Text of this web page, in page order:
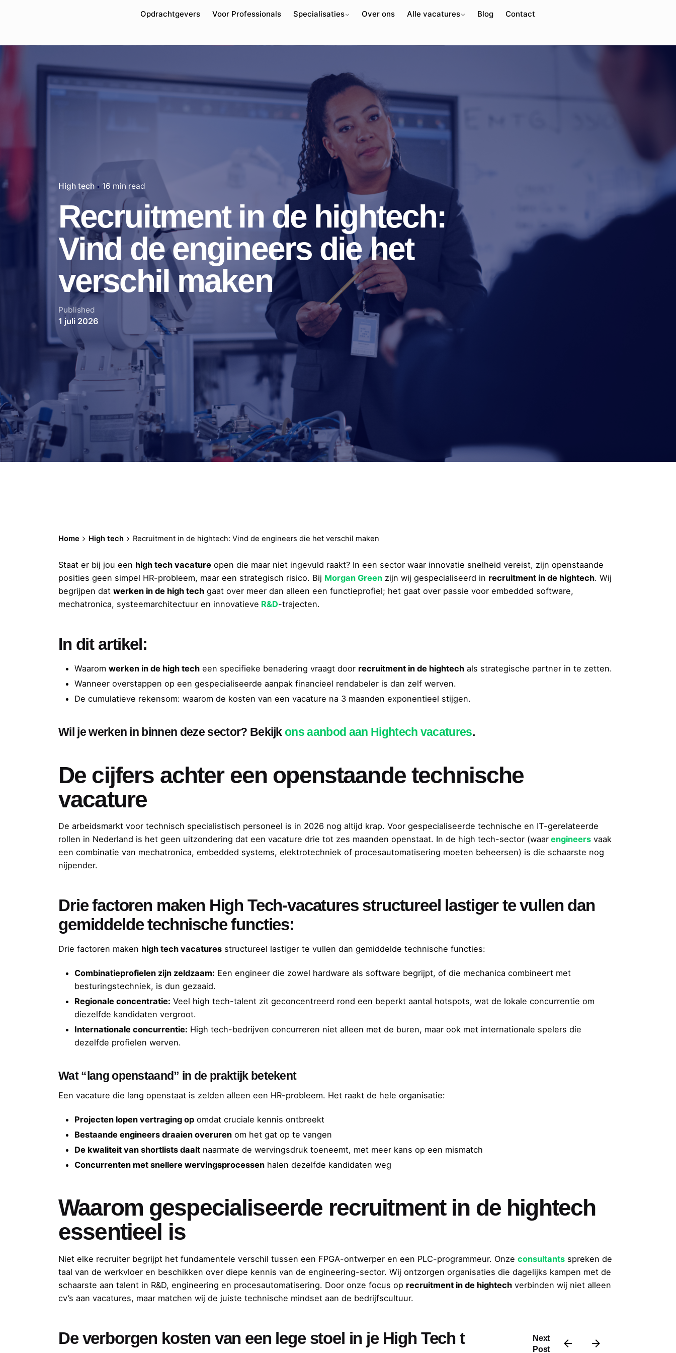
Opdrachtgevers Voor Professionals Specialisaties Over ons Alle vacatures Blog Contact
High tech 16 min read
Recruitment in de hightech:
Vind de engineers die het
verschil maken
Published
1 juli 2026
Home High tech Recruitment in de hightech: Vind de engineers die het verschil maken
Staat er bij jou een high tech vacature open die maar niet ingevuld raakt? In een sector waar innovatie snelheid vereist, zijn openstaande
posities geen simpel HR-probleem, maar een strategisch risico. Bij Morgan Green zijn wij gespecialiseerd in recruitment in de hightech. Wij
begrijpen dat werken in de high tech gaat over meer dan alleen een functieprofiel; het gaat over passie voor embedded software,
mechatronica, systeemarchitectuur en innovatieve R&D-trajecten.
In dit artikel:
Waarom werken in de high tech een specifieke benadering vraagt door recruitment in de hightech als strategische partner in te zetten.
Wanneer overstappen op een gespecialiseerde aanpak financieel rendabeler is dan zelf werven.
De cumulatieve rekensom: waarom de kosten van een vacature na 3 maanden exponentieel stijgen.
Wil je werken in binnen deze sector? Bekijkons aanbod aan Hightech vacatures.
De cijfers achter een openstaande technische
vacature
De arbeidsmarkt voor technisch specialistisch personeel is in 2026 nog altijd krap. Voor gespecialiseerde technische en IT-gerelateerde
rollen in Nederland is het geen uitzondering dat een vacature drie tot zes maanden openstaat. In de high tech-sector (waar engineers vaak
een combinatie van mechatronica, embedded systems, elektrotechniek of procesautomatisering moeten beheersen) is die schaarste nog
nijpender.
Drie factoren maken High Tech-vacatures structureel lastiger te vullen dan
gemiddelde technische functies:
Drie factoren maken high tech vacatures structureel lastiger te vullen dan gemiddelde technische functies:
Combinatieprofielen zijn zeldzaam: Een engineer die zowel hardware als software begrijpt, of die mechanica combineert met
besturingstechniek, is dun gezaaid.
Regionale concentratie: Veel high tech-talent zit geconcentreerd rond een beperkt aantal hotspots, wat de lokale concurrentie om
diezelfde kandidaten vergroot.
Internationale concurrentie: High tech-bedrijven concurreren niet alleen met de buren, maar ook met internationale spelers die
dezelfde profielen werven.
Wat “lang openstaand” in de praktijk betekent
Een vacature die lang openstaat is zelden alleen een HR-probleem. Het raakt de hele organisatie:
Projecten lopen vertraging op omdat cruciale kennis ontbreekt
Bestaande engineers draaien overuren om het gat op te vangen
De kwaliteit van shortlists daalt naarmate de wervingsdruk toeneemt, met meer kans op een mismatch
Concurrenten met snellere wervingsprocessen halen dezelfde kandidaten weg
Waarom gespecialiseerde recruitment in de hightech
essentieel is
Niet elke recruiter begrijpt het fundamentele verschil tussen een FPGA-ontwerper en een PLC-programmeur. Onze consultants spreken de
taal van de werkvloer en beschikken over diepe kennis van de engineering-sector. Wij ontzorgen organisaties die dagelijks kampen met de
schaarste aan talent in R&D, engineering en procesautomatisering. Door onze focus op recruitment in de hightech verbinden wij niet alleen
cv’s aan vacatures, maar matchen wij de juiste technische mindset aan de bedrijfscultuur.
De verborgen kosten van een lege stoel in je High Tech team
Next
Post